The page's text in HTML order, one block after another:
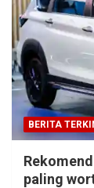
BERITA
paling